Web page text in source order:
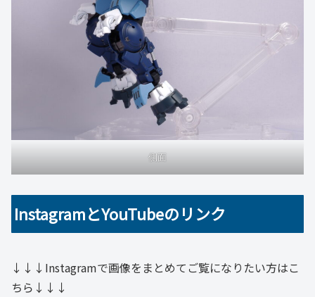
側面
InstagramとYouTubeのリンク
↓↓↓Instagramで画像をまとめてご覧になりたい方はこ
ちら↓↓↓